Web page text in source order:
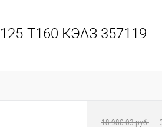
и комплектующие, бытовая
для склада Ретро-электрика
T160 КЭАЗ 357119
18 980.03 руб.